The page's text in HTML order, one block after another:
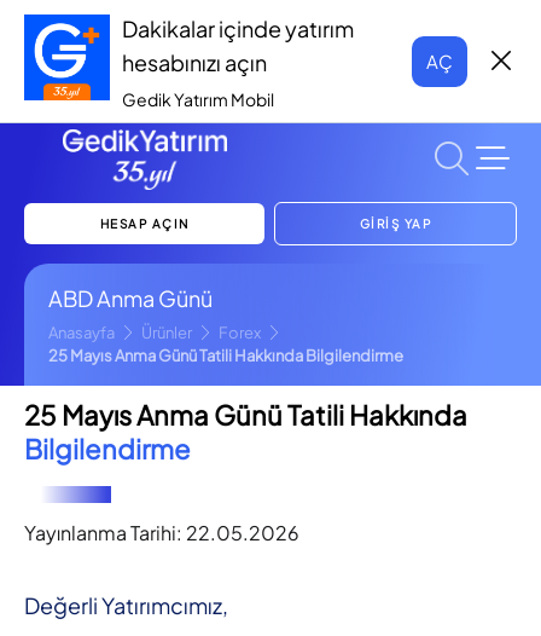
Dakikalar içinde yatırım
hesabınızı açın
Gedik Yatırım Mobil
AÇ
HESAP AÇIN GİRİŞ YAP
ABD Anma Günü
Anasayfa Ürünler
Forex
25 Mayıs Anma Günü Tatili Hakkında Bilgilendirme
25 Mayıs Anma Günü Tatili Hakkında
Bilgilendirme
Yayınlanma Tarihi: 22.05.2026
Değerli Yatırımcımız,